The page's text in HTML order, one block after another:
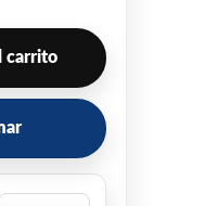
carrito